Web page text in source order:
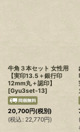
牛角３本セット 女性用
【実印13.5＋銀行印
12mm丸＋認印】
[Gyu3set-13]
20,700円(税別)
(税込 : 22,770円)
(